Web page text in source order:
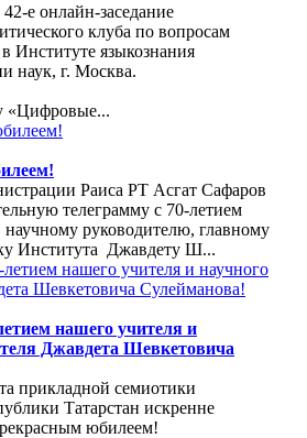
42-е онлайн-заседание
клуба по вопросам
Институте языкознания
наук, г. Москва.
«Цифровые...
Раиса РТ Асгат Сафаров
телеграмму с 70-летием
руководителю, главному
Института Джавдету Ш...
нашего учителя и
Джавдета Шевкетовича
прикладной семиотики
Татарстан искренне
юбилеем!